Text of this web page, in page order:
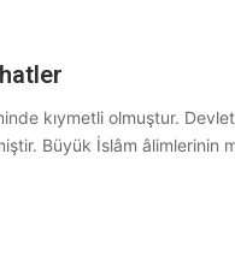
kıymetli olmuştur.
Büyük İslâm âlimlerinin